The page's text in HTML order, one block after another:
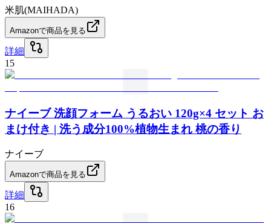
米肌(MAIHADA)
Amazonで商品を見る
詳細
15
ナイーブ 洗顔フォーム うるおい 120g×4 セット お
まけ付き | 洗う成分100%植物生まれ 桃の香り
ナイーブ
Amazonで商品を見る
詳細
16